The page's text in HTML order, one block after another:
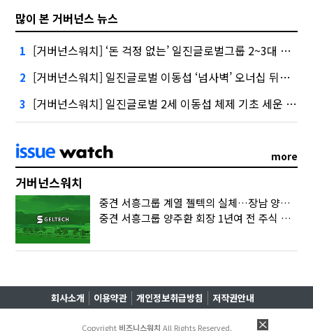
많이 본 거버넌스 뉴스
1 [거버넌스워치] ‘돈 걱정 없는’ 일진글로벌그룹 2~3대 승계 ‘술술’
2 [거버넌스워치] 일진글로벌 이동섭 ‘넘사벽’ 오너십 뒤엔 ‘1조 주식 소각’
3 [거버넌스워치] 일진글로벌 2세 이동섭 체제 기초 세운 ‘일진 2640억’
more
거버넌스워치
중견 서흥그룹 계열 젤텍의 실체…장남 양준택의 ‘마르지 않는 샘’
중견 서흥그룹 양주환 회장 1년여 전 주식 증여…‘다 계산이 있었구나’
회사소개 이용약관 개인정보취급방침 저작권안내
Copyright 비즈니스워치 All Rights Reserved.